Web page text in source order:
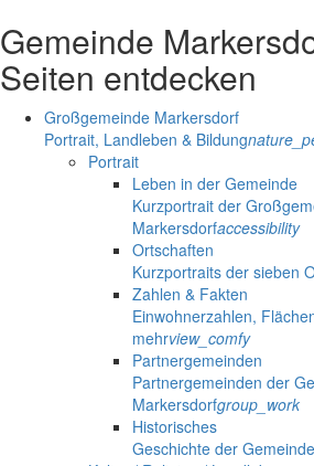
Gemeinde
Seiten entdecken
Großgemeinde Markersdorf
Portrait, Landleben & Bildung
Portrait
Leben in der Gemeinde
Kurzportrait der
Markersdorfaccessibility
Ortschaften
Kurzportraits der sieben
Zahlen & Fakten
Einwohnerzahlen,
mehrview_comfy
Partnergemeinden
Partnergemeinden der
Markersdorfgroup_work
Historisches
Geschichte der